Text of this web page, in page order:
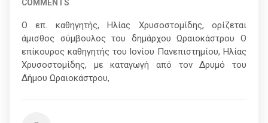
COMMENTS
O επ. καθηγητής, Ηλίας Χρυσοστομίδης, ορίζεται
άμισθος σύμβουλος του δημάρχου Ωραιοκάστρου Ο
επίκουρος καθηγητής του Ιονίου Πανεπιστημίου, Ηλίας
Χρυσοστομίδης, με καταγωγή από τον Δρυμό του
Δήμου Ωραιοκάστρου,